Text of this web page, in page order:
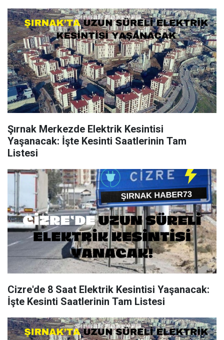
Şırnak Merkezde Elektrik Kesintisi
Yaşanacak: İşte Kesinti Saatlerinin Tam
Listesi
Cizre'de 8 Saat Elektrik Kesintisi Yaşanacak:
İşte Kesinti Saatlerinin Tam Listesi